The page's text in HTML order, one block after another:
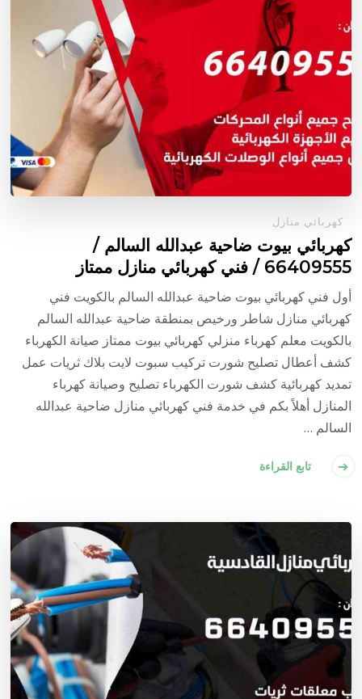
كهربائي منازل
كهربائي بيوت ضاحية عبدالله السالم /
66409555 / فني كهربائي منازل ممتاز
أول فني كهربائي بيوت ضاحية عبدالله السالم بالكويت فني
كهربائي منازل شاطر ورخيص بمنطقة ضاحية عبدالله السالم
بالكويت معلم كهرباء منزلي كهربائي بيوت ممتاز صيانة الكهرباء
كشف أعطال تصليح شورت تركيب سبوت لايت بلاك ثريات عمل
تمديد كهربائية كشف شورت الكهرباء تصليح وصيانة كهرباء
المنازل أهلاً بكم في خدمة فني كهربائي منازل ضاحية عبدالله
السالم …
تابع القراءة